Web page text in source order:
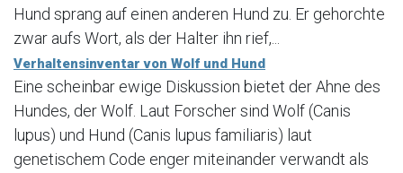
Hund sprang auf einen anderen Hund zu. Er gehorchte
zwar aufs Wort, als der Halter ihn rief,...
Verhaltensinventar von Wolf und Hund
Eine scheinbar ewige Diskussion bietet der Ahne des
Hundes, der Wolf. Laut Forscher sind Wolf (Canis
lupus) und Hund (Canis lupus familiaris) laut
genetischem Code enger miteinander verwandt als